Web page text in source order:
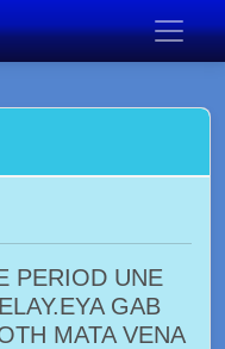
PERIOD UNE
GAB
MATA VENA